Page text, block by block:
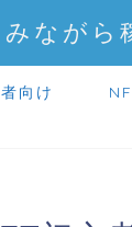
ながら
向け